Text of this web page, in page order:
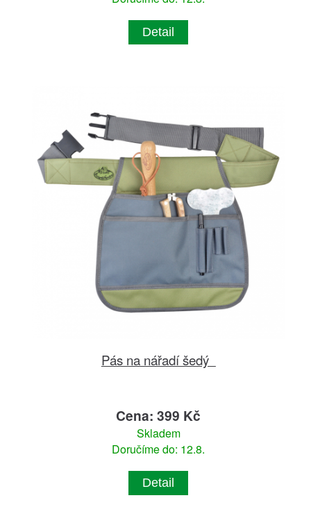
Detail
Pás na nářadí šedý
Cena: 399 Kč
Skladem
Doručíme do: 12.8.
Detail